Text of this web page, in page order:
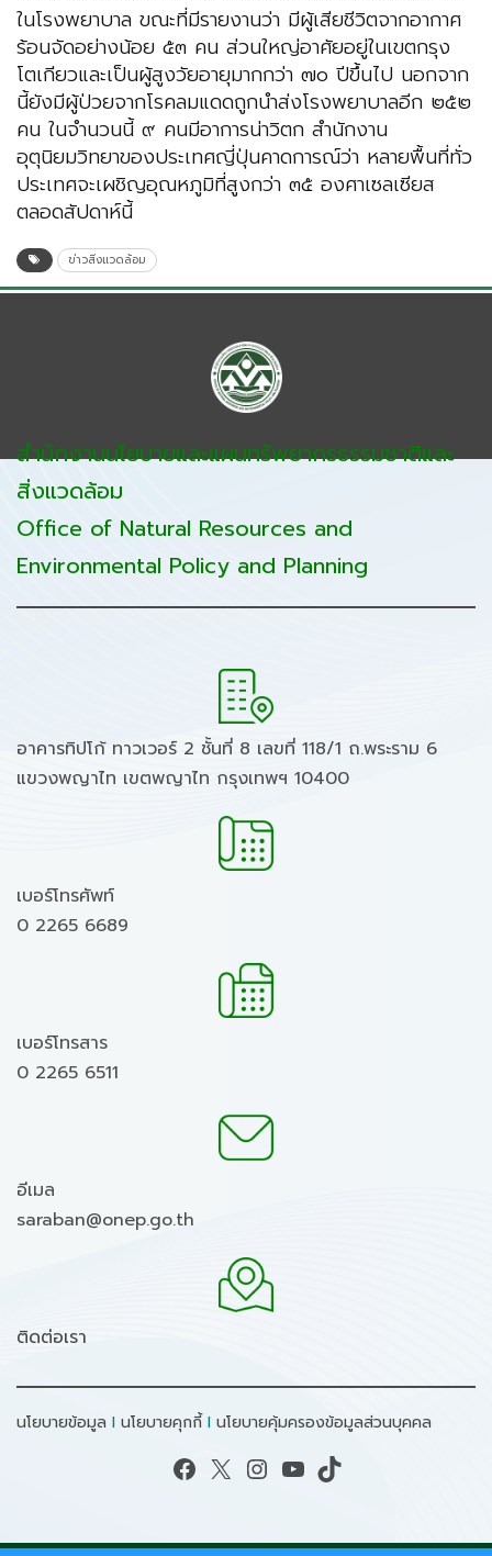
ในโรงพยาบาล ขณะที่มีรายงานว่า มีผู้เสียชีวิตจากอากาศ
ร้อนจัดอย่างน้อย ๕๓ คน ส่วนใหญ่อาศัยอยู่ในเขตกรุง
โตเกียวและเป็นผู้สูงวัยอายุมากกว่า ๗๐ ปีขึ้นไป นอกจาก
นี้ยังมีผู้ป่วยจากโรคลมแดดถูกนำส่งโรงพยาบาลอีก ๒๕๒
คน ในจำนวนนี้ ๙ คนมีอาการน่าวิตก สำนักงาน
อุตุนิยมวิทยาของประเทศญี่ปุ่นคาดการณ์ว่า หลายพื้นที่ทั่ว
ประเทศจะเผชิญอุณหภูมิที่สูงกว่า ๓๕ องศาเซลเซียส
ตลอดสัปดาห์นี้
ข่าวสิ่งแวดล้อม
สำนักงานนโยบายและแผนทรัพยากรธรรมชาติและ
สิ่งแวดล้อม
Office of Natural Resources and
Environmental Policy and Planning
อาคารทิปโก้ ทาวเวอร์ 2 ชั้นที่ 8 เลขที่ 118/1 ถ.พระราม 6
แขวงพญาไท เขตพญาไท กรุงเทพฯ 10400
เบอร์โทรศัพท์
0 2265 6689
เบอร์โทรสาร
0 2265 6511
อีเมล
saraban@onep.go.th
ติดต่อเรา
นโยบายข้อมูล I นโยบายคุกกี้ I นโยบายคุ้มครองข้อมูลส่วนบุคคล
Facebook X Instagram YouTube TikTok